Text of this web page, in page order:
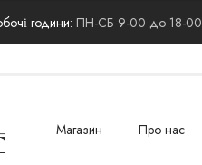
години:ПН-СБ 9-00 до 18-00
Магазин Про нас